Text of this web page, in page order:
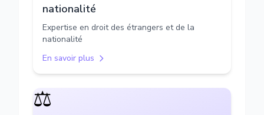
nationalité
Expertise en droit des étrangers et de la
nationalité
En savoir plus
⚖️